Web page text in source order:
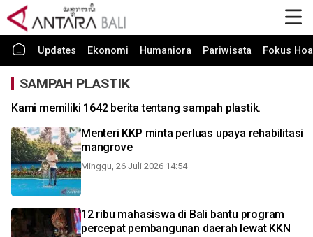
Updates Ekonomi Humaniora Pariwisata Fokus
SAMPAH PLASTIK
Kami memiliki 1642 berita tentang sampah plastik.
Menteri KKP minta perluas upaya rehabilitasi
mangrove
Minggu, 26 Juli 2026 14:54
12 ribu mahasiswa di Bali bantu program
percepat pembangunan daerah lewat KKN